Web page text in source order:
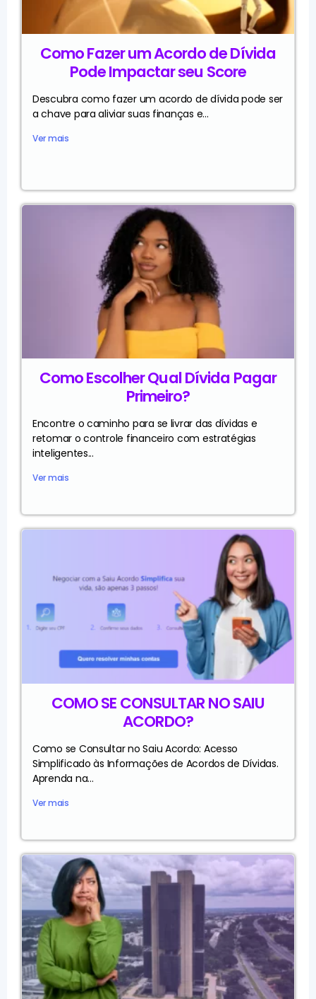
Como Fazer um Acordo de Dívida
Pode Impactar seu Score
Descubra como fazer um acordo de dívida pode ser
a chave para aliviar suas finanças e...
Ver mais
Como Escolher Qual Dívida Pagar
Primeiro?
Encontre o caminho para se livrar das dívidas e
retomar o controle financeiro com estratégias
inteligentes...
Ver mais
COMO SE CONSULTAR NO SAIU
ACORDO?
Como se Consultar no Saiu Acordo: Acesso
Simplificado às Informações de Acordos de Dívidas.
Aprenda na...
Ver mais